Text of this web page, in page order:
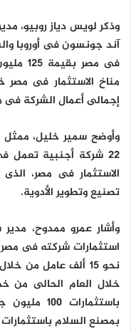
وذكر لويس دياز روبيو،
آند جونسون فى أوروبا
مناخ الاستثمار فى مصر
إجمالى أعمال الشركة فى مصر وصل
وأوضح سمير خليل، ممثل
22 شركة أجنبية
الاستثمار فى مصر،
تصنيع وتطوير الأدوية.
وأشار عمرو ممدوح،
خلال العام الحالى من
بمصنع السلام باستثمارات 80 مليون جنيه خلال عام 2020.